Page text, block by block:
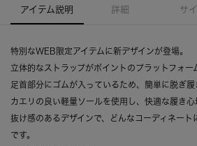
アイテム説明 詳細 サ
特別なWEB限定アイテムに新デザインが登場。
立体的なストラップがポイントのプラットフォー
足首部分にゴムが入っているため、簡単に脱ぎ履
カエリの良い軽量ソールを使用し、快適な履き心
抜け感のあるデザインで、どんなコーディネート
です。